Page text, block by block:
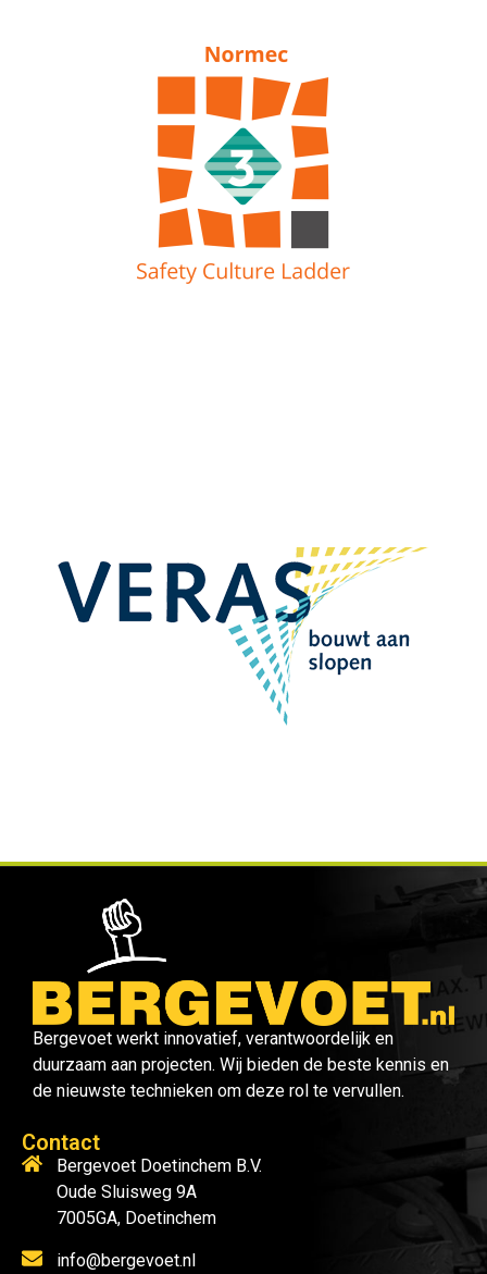
Bergevoet werkt innovatief, verantwoordelijk en
duurzaam aan projecten. Wij bieden de beste kennis en
de nieuwste technieken om deze rol te vervullen.
Contact
Bergevoet Doetinchem B.V.
Oude Sluisweg 9A
7005GA, Doetinchem
info@bergevoet.nl